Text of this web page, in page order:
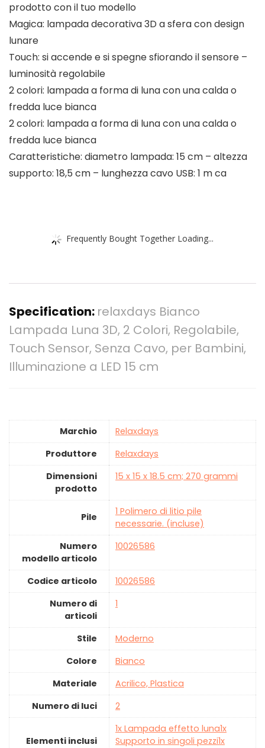
prodotto con il tuo modello
Magica: lampada decorativa 3D a sfera con design
lunare
Touch: si accende e si spegne sfiorando il sensore –
luminosità regolabile
2 colori: lampada a forma di luna con una calda o
fredda luce bianca
2 colori: lampada a forma di luna con una calda o
fredda luce bianca
Caratteristiche: diametro lampada: 15 cm – altezza
supporto: 18,5 cm – lunghezza cavo USB: 1 m ca
Frequently Bought Together Loading...
Specification: relaxdays Bianco
Lampada Luna 3D, 2 Colori, Regolabile,
Touch Sensor, Senza Cavo, per Bambini,
Illuminazione a LED 15 cm
Marchio
‎Relaxdays
Produttore
‎Relaxdays
Dimensioni
prodotto
‎15 x 15 x 18.5 cm; 270 grammi
Pile
‎1 Polimero di litio pile
necessarie. (incluse)
Numero
modello articolo
‎10026586
Codice articolo
‎10026586
Numero di
articoli
‎1
Stile
‎Moderno
Colore
‎Bianco
Materiale
‎Acrilico, Plastica
Numero di luci
‎2
Elementi inclusi
‎1x Lampada effetto luna1x
Supporto in singoli pezzi1x